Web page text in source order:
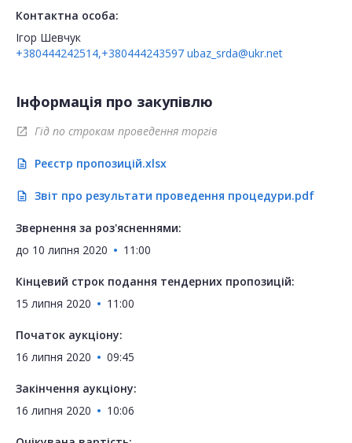
Контактна особа:
Ігор Шевчук
+380444242514,+380444243597 ubaz_srda@ukr.net
Інформація про закупівлю
open_in_new Гід по строкам проведення торгів
description Реєстр пропозицій.xlsx
description Звіт про результати проведення процедури.pdf
Звернення за роз'ясненнями:
до 10 липня 2020 11:00
Кінцевий строк подання тендерних пропозицій:
15 липня 2020
11:00
Початок аукціону:
16 липня 2020
09:45
Закінчення аукціону:
16 липня 2020
10:06